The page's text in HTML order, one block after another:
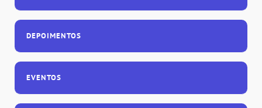
DEPOIMENTOS
EVENTOS